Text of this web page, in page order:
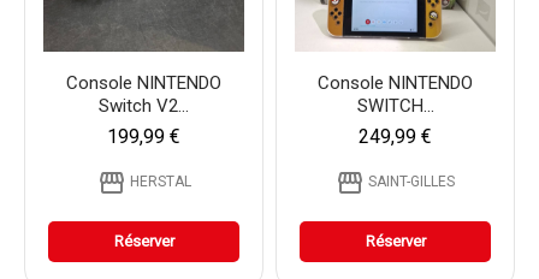
Console NINTENDO
Switch V2...
199,99 €
storefront HERSTAL
Réserver
Console NINTENDO
SWITCH...
249,99 €
storefront SAINT-GILLES
Réserver